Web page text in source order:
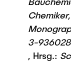
3-
, Hrsg.: